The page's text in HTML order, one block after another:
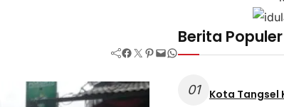
Facebook Twitter Pinterest Mail WhatsApp
Berita Populer
01 Kota Tangsel